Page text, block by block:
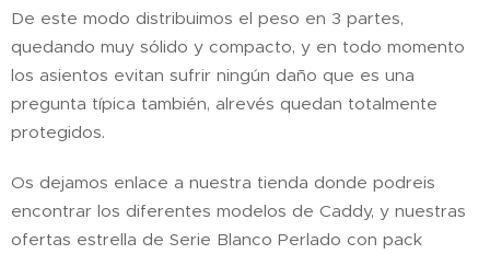
De este modo distribuimos el peso en 3 partes,
quedando muy sólido y compacto, y en todo momento
los asientos evitan sufrir ningún daño que es una
pregunta típica también, alrevés quedan totalmente
protegidos.
Os dejamos enlace a nuestra tienda donde podreis
encontrar los diferentes modelos de Caddy, y nuestras
ofertas estrella de Serie Blanco Perlado con pack